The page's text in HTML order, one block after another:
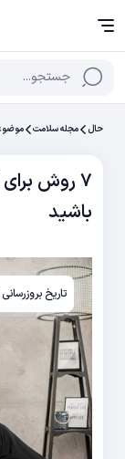
جستجو...
حال مجله سلامت
۷ روش
باشید
تاریخ